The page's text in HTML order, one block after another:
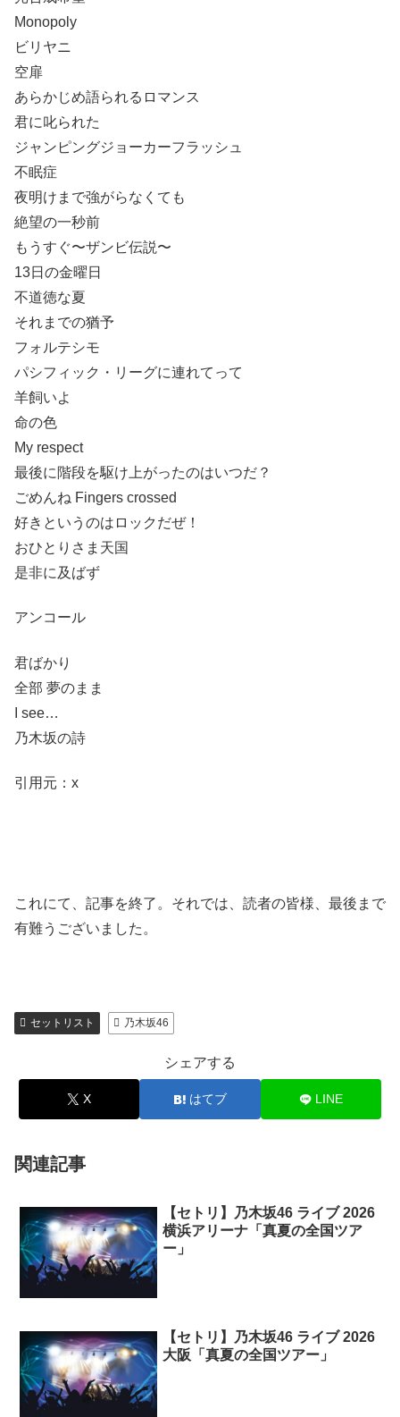
Monopoly
ビリヤニ
空扉
あらかじめ語られるロマンス
君に叱られた
ジャンピングジョーカーフラッシュ
不眠症
夜明けまで強がらなくても
絶望の一秒前
もうすぐ〜ザンビ伝説〜
13日の金曜日
不道徳な夏
それまでの猶予
フォルテシモ
パシフィック・リーグに連れてって
羊飼いよ
命の色
My respect
最後に階段を駆け上がったのはいつだ？
ごめんね Fingers crossed
好きというのはロックだぜ！
おひとりさま天国
是非に及ばず
アンコール
君ばかり
全部 夢のまま
I see…
乃木坂の詩
引用元：x
これにて、記事を終了。それでは、読者の皆様、最後まで
有難うございました。
セットリスト 乃木坂46
シェアする
X はてブ LINE
関連記事
【セトリ】乃木坂46 ライブ 2026
横浜アリーナ「真夏の全国ツア
ー」
【セトリ】乃木坂46 ライブ 2026
大阪「真夏の全国ツアー」